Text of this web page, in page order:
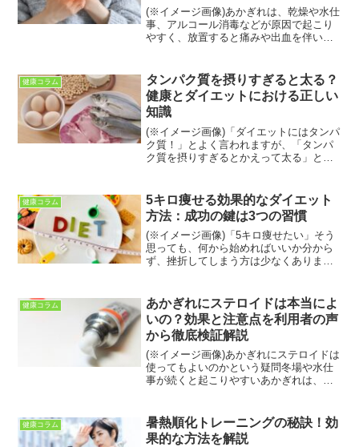
(※イメージ画像)あかぎれは、乾燥や水仕
事、アルコール消毒などが原因で起こり
やすく、放置すると痛みや出血を伴い日
は、今すぐ何とかしたい切実な悩みを抱
えています。本記事で...
健康コラム
タンパク質を摂りすぎると太る？
健康とダイエットにおける正しい
知識
(※イメージ画像)「ダイエットにはタンパ
ク質！」とよく言われますが、「タンパ
ク質を摂りすぎるとかえって太る」とい
質は筋肉の材料として重要ですが、必要
以上に摂りすぎると、体...
健康コラム
5キロ痩せる効果的なダイエット
方法：成功の鍵は3つの習慣
(※イメージ画像)「5キロ痩せたい」そう
思っても、何から始めればいいか分から
ず、挫折してしまう方は少なくありませ
しい目標ではありません。このガイドで
は、科学的な根拠に...
健康コラム
あかぎれにステロイドは本当によ
いの？効果と注意点を利用者の声
から徹底検証解説
(※イメージ画像)あかぎれにステロイドは
使ってもよいのかという疑問冬場や水仕
事が続くと起こりやすいあかぎれは、強
話題に上がるのがステロイド外用薬で
す。しかし「あかぎれに...
健康コラム
暑熱順化トレーニングの秘訣！効
果的な方法を解説